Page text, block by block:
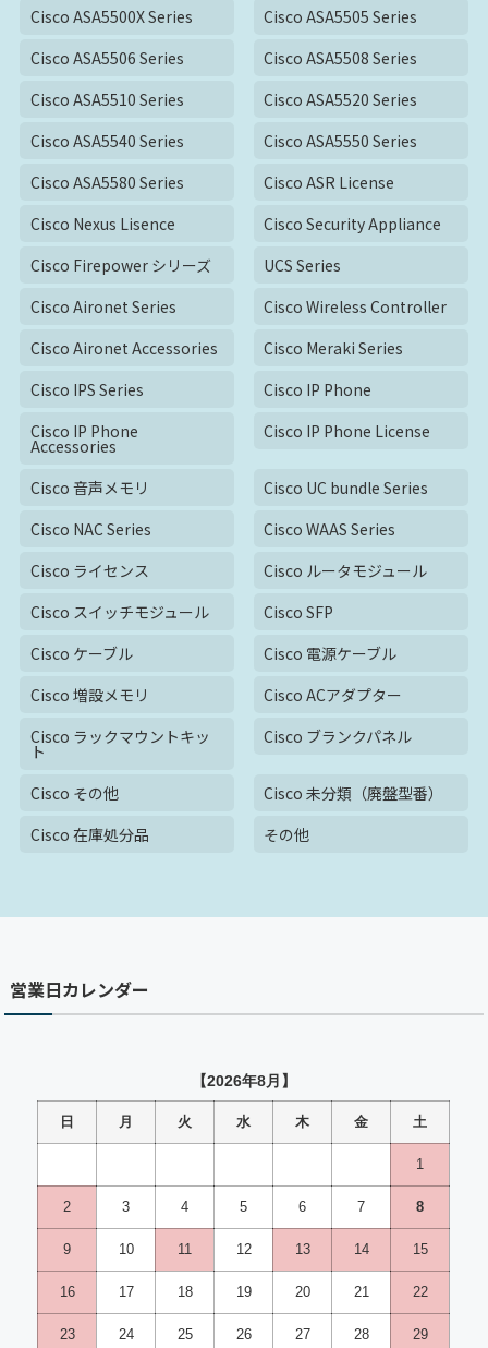
Cisco ASA5500X Series
Cisco ASA5505 Series
Cisco ASA5506 Series
Cisco ASA5508 Series
Cisco ASA5510 Series
Cisco ASA5520 Series
Cisco ASA5540 Series
Cisco ASA5550 Series
Cisco ASA5580 Series
Cisco ASR License
Cisco Nexus Lisence
Cisco Security Appliance
Cisco Firepower シリーズ
UCS Series
Cisco Aironet Series
Cisco Wireless Controller
Cisco Aironet Accessories
Cisco Meraki Series
Cisco IPS Series
Cisco IP Phone
Cisco IP Phone
Accessories
Cisco IP Phone License
Cisco 音声メモリ
Cisco UC bundle Series
Cisco NAC Series
Cisco WAAS Series
Cisco ライセンス
Cisco ルータモジュール
Cisco スイッチモジュール
Cisco SFP
Cisco ケーブル
Cisco 電源ケーブル
Cisco 増設メモリ
Cisco ACアダプター
Cisco ラックマウントキッ
ト
Cisco ブランクパネル
Cisco その他
Cisco 未分類（廃盤型番）
Cisco 在庫処分品
その他
営業日カレンダー